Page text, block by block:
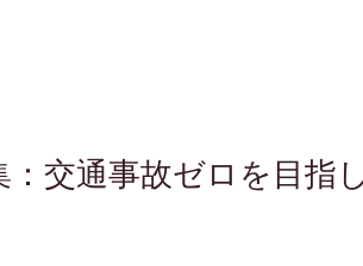
：交通事故ゼロを目指